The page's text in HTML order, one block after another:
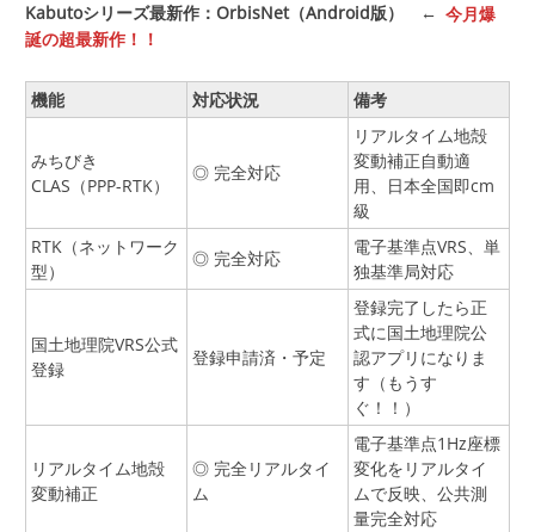
Kabutoシリーズ最新作：OrbisNet（Android版） ← 今月爆
誕の超最新作！！
機能 対応状況 備考
みちびき
CLAS（PPP-RTK）
◎ 完全対応
リアルタイム地殻
変動補正自動適
用、日本全国即cm
級
RTK（ネットワーク
型）
◎ 完全対応
電子基準点VRS、単
独基準局対応
国土地理院VRS公式
登録
登録申請済・予定
登録完了したら正
式に国土地理院公
認アプリになりま
す（もうす
ぐ！！）
リアルタイム地殻
変動補正
◎ 完全リアルタイ
ム
電子基準点1Hz座標
変化をリアルタイ
ムで反映、公共測
量完全対応